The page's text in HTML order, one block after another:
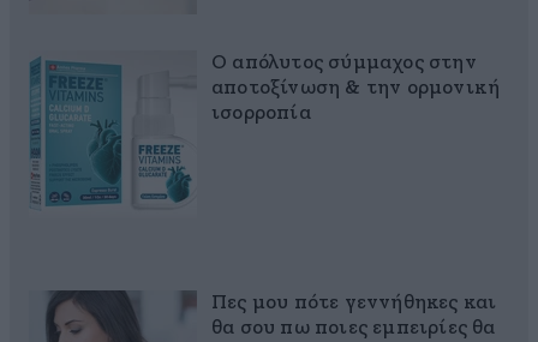
Ο απόλυτος σύμμαχος στην
αποτοξίνωση & την ορμονική
ισορροπία
Πες μου πότε γεννήθηκες και
θα σου πω ποιες εμπειρίες θα